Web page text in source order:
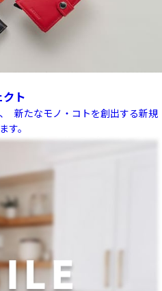
ト
新たなモノ・コトを創出する新規
す。